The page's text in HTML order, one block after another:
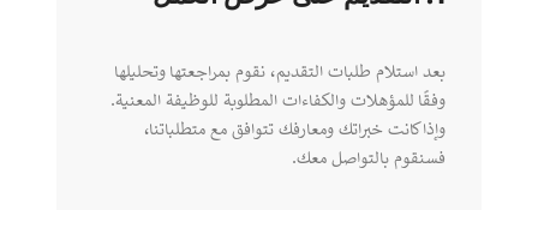
بعد استلام طلبات التقديم، نقوم بمراجعتها وتحليلها
وفقًا للمؤهلات والكفاءات المطلوبة للوظيفة المعنية.
وإذا كانت خبراتك ومعارفك تتوافق مع متطلباتنا،
فسنقوم بالتواصل معك.